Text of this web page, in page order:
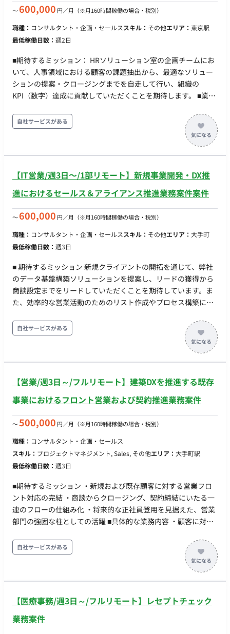
定あり ※本求人では3か月） 休日・休暇：完全週休二日制
（土・日）、祝日、夏季休暇（3日）、年末年始休暇（12/30～
1/4）、有給休暇、慶弔休暇、産前産後・育児休業、介護休業
転籍・出向：なし 勤務地(雇入直後) 本社（東京都中央区日本
橋箱崎町24-1） ※出張が発生する可能性がございます。 勤務地
(変更の範囲)会社の定める場所 稼動時間：フレックスタイム制
（コアタイムなし） 標準労働時間：9:00～17:30（休憩60分）
45分 時間外労働：有（残業少なめの環境です） 年収： ■賃金形
態：月給制（派遣期間時は時給制） ■派遣期間時時給：4,666円
■月額：355,500円～ ■年収：550万円～900万円 ※キャリア・
スキル・希望を考慮の上決定 ※固定残業代：35時間分（80,300
賞与：年3回（6月・12月・3月） 加入保険：社会保険完備（健
康保険、厚生年金、雇用保険、労災保険） 受動喫煙対策：あり
持株会 ・在宅勤務制度、副業制度 ・資格取得奨励金制度 ・ビ
ジネスカジュアル（通年） ・サークル活動、団体生命保険、慶
弔見舞金 他
〜600,000 円／月 （※月160時間稼働の場合・税別）
職種： コンサルタント・企画・セールススキル： その他エリア： 東京駅
最低稼働日数： 週2日
■期待するミッション： HRソリューション室の企画チームにお
いて、人事領域における顧客の課題抽出から、最適なソリュー
ションの提案・クロージングまでを自走して行い、組織の
KPI（数字）達成に貢献していただくことを期待します。 ■業務
リューションの企画・要件定義 ・顧客向け提案資料の作成およ
び商談プロセスの設計 ・新規事業（DX/HR支援）におけるトラ
グ）】 ・顧客との商談、課題ヒアリング、各種HRサービスの提
自社サービスがある
【IT営業/週3日〜/1部リモート】新規事業開発・DX推
進におけるセールス＆アライアンス推進業務案件案件
〜600,000 円／月 （※月160時間稼働の場合・税別）
職種： コンサルタント・企画・セールススキル： その他エリア： 大手町
最低稼働日数： 週3日
■ 期待するミッション 新規クライアントの開拓を通じて、弊社
のデータ基盤構築ソリューションを提案し、リードの獲得から
商談設定までをリードしていただくことを期待しています。ま
た、効率的な営業活動のためのリスト作成やプロセス構築にも
出・課題整理】 新規クライアントの開拓および、事業開発・サ
ービス開発における課題の抽出と提案方針の策定を行います。
【ソリューション企画・アライアンス構築】 クライアントのニ
ーズに合わせたソリューションの企画や、外部パートナー企業
【営業リスト作成】 オンラインでのリサーチや各種ツールを活
用し、確度の高いアプローチ先リストを作成します。 ■ 働き方
トと出社の選択が自由な環境となっております。） ※必要に応
働：可能（コアタイムなしのマンスリーフレックス制度）
自社サービスがある
【営業/週3日～/フルリモート】建築DXを推進する既存
事業におけるフロント営業および契約推進業務案件
〜500,000 円／月 （※月160時間稼働の場合・税別）
職種： コンサルタント・企画・セールス
スキル： プロジェクトマネジメント, Sales, その他エリア： 大手町駅
最低稼働日数： 週3日
■期待するミッション ・新規および既存顧客に対する営業フロ
ント対応の完結 ・商談からクロージング、契約締結にいたる一
連のフローの仕組み化 ・将来的な正社員登用を見据えた、営業
部門の強固な柱としての活躍 ■具体的な業務内容 ・顧客に対す
けた条件交渉およびリーガルチェックを含む契約書作成 ・販売
代理店との連携およびルート拡大に向けた営業アプローチ ■リ
自社サービスがある
【医療事務/週3日～/フルリモート】レセプトチェック
業務案件